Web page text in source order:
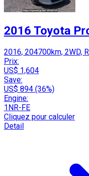
2016 Toyota
2016, 204700km, 2WD,
Prix:
US$ 1,604
Save:
US$ 894 (36%)
Engine:
1NR-FE
Cliquez pour calculer
Detail